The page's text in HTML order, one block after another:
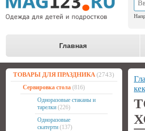
Главная
ТОВАРЫ ДЛЯ ПРАЗДНИКА (2743)
Сервировка стола (816)
Одноразовые стаканы и
тарелки (226)
Одноразовые
скатерти (137)